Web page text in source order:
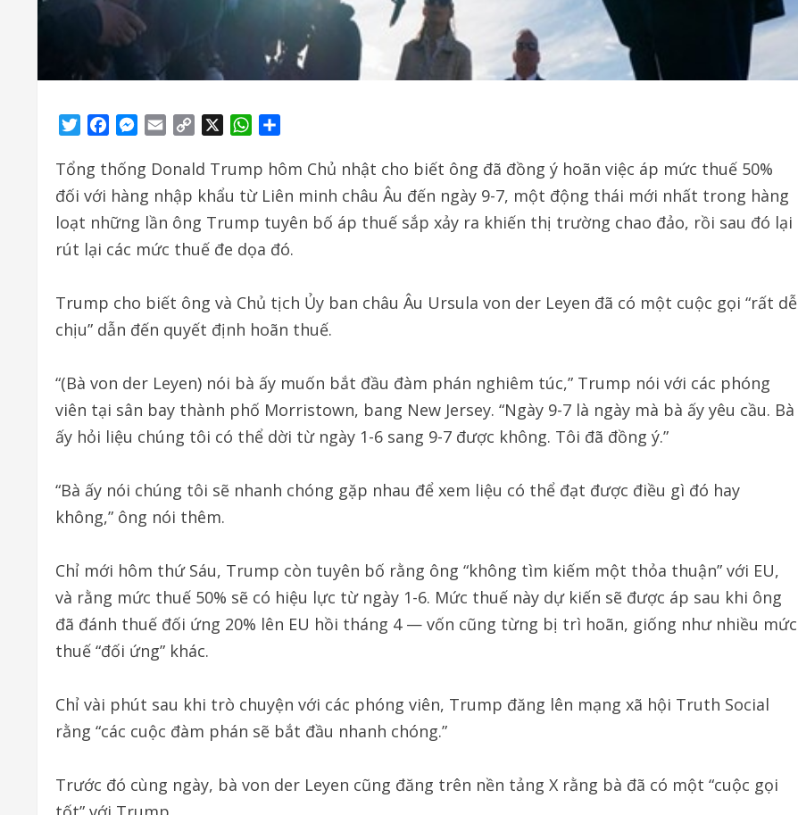
TwitterFacebookMessenger
Email
Copy
WhatsApp
Tổng thống Donald Trump hôm Chủ nhật cho biết ông đã đồng ý hoãn việc áp mức thuế 50%
đối với hàng nhập khẩu từ Liên minh châu Âu đến ngày 9-7, một động thái mới nhất trong hàng
loạt những lần ông Trump tuyên bố áp thuế sắp xảy ra khiến thị trường chao đảo, rồi sau đó lại
rút lại các mức thuế đe dọa đó.
Trump cho biết ông và Chủ tịch Ủy ban châu Âu Ursula von der Leyen đã có một cuộc gọi “rất dễ
chịu” dẫn đến quyết định hoãn thuế.
“(Bà von der Leyen) nói bà ấy muốn bắt đầu đàm phán nghiêm túc,” Trump nói với các phóng
viên tại sân bay thành phố Morristown, bang New Jersey. “Ngày 9-7 là ngày mà bà ấy yêu cầu. Bà
ấy hỏi liệu chúng tôi có thể dời từ ngày 1-6 sang 9-7 được không. Tôi đã đồng ý.”
“Bà ấy nói chúng tôi sẽ nhanh chóng gặp nhau để xem liệu có thể đạt được điều gì đó hay
không,” ông nói thêm.
Chỉ mới hôm thứ Sáu, Trump còn tuyên bố rằng ông “không tìm kiếm một thỏa thuận” với EU,
và rằng mức thuế 50% sẽ có hiệu lực từ ngày 1-6. Mức thuế này dự kiến sẽ được áp sau khi ông
đã đánh thuế đối ứng 20% lên EU hồi tháng 4 — vốn cũng từng bị trì hoãn, giống như nhiều mức
thuế “đối ứng” khác.
Chỉ vài phút sau khi trò chuyện với các phóng viên, Trump đăng lên mạng xã hội Truth Social
rằng “các cuộc đàm phán sẽ bắt đầu nhanh chóng.”
Trước đó cùng ngày, bà von der Leyen cũng đăng trên nền tảng X rằng bà đã có một “cuộc gọi